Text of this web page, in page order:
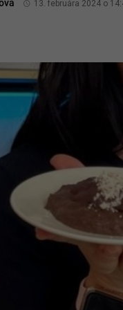
13. februára 2024 o